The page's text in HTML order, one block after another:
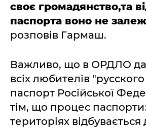
своє громадянство,та
паспорта воно не
розповів Гармаш.
Важливо, що в ОРДЛО
всіх любителів
паспорт Російської
тім, що процес
територіях відбувається